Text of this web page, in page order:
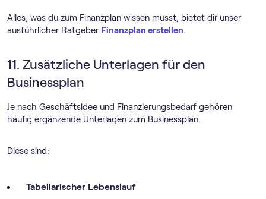
Alles, was du zum Finanzplan wissen musst, bietet dir unser
ausführlicher Ratgeber Finanzplan erstellen.
11. Zusätzliche Unterlagen für den
Businessplan
Je nach Geschäftsidee und Finanzierungsbedarf gehören
häufig ergänzende Unterlagen zum Businessplan.
Diese sind:
Tabellarischer Lebenslauf